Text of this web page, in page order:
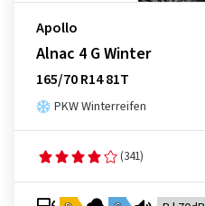
Apollo
Alnac 4 G Winter
165/70 R14 81T
PKW Winterreifen
(341)